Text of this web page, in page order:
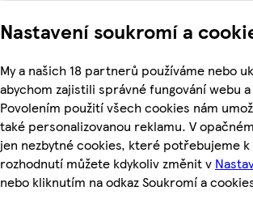
Nastavení soukromí a
My a našich 18 partnerů používáme nebo
abychom zajistili správné fungování webu
Povolením použití všech cookies nám
také personalizovanou reklamu. V
jen nezbytné cookies, které potřebujeme
rozhodnutí můžete kdykoliv změnit v
nebo kliknutím na odkaz Soukromí a